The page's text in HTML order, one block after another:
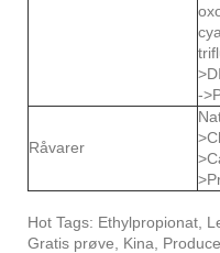
-
Råvarer
Hot Tags: Ethylpropionat,
Gratis prøve, Kina,